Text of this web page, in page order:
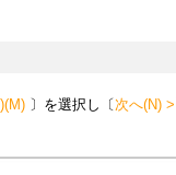
〕を選択し〔次へ(N) >